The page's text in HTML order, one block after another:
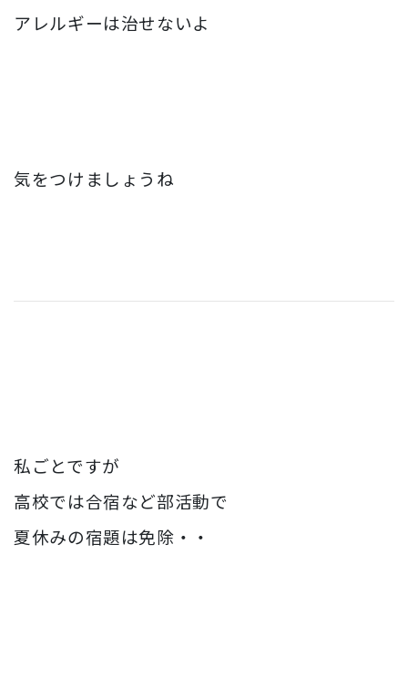
アレルギーは治せないよ
気をつけましょうね
私ごとですが
高校では合宿など部活動で
夏休みの宿題は免除・・